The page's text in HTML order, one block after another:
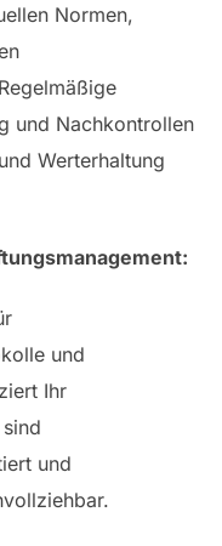
Normen,
und Nachkontrollen
Werterhaltung
und
Ihr
und